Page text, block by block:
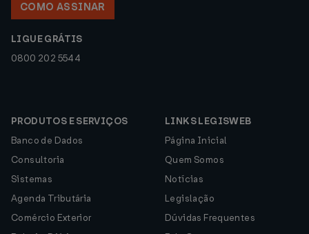
COMO ASSINAR
LIGUE GRÁTIS
0800 202 5544
PRODUTOS E SERVIÇOS
Banco de Dados
Consultoria
Sistemas
Agenda Tributária
Comércio Exterior
LINKS LEGISWEB
Página Inicial
Quem Somos
Notícias
Legislação
Dúvidas Frequentes